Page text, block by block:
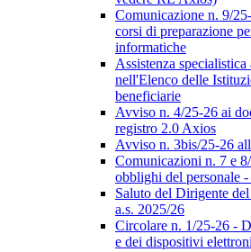
Comunicazione n. 9/
corsi di preparazione
informatiche
Assistenza
nell'Elenco delle
beneficiarie
Avviso n. 4/25-26 ai
registro 2.0 Axios
Avviso n. 3bis/25-26
Comunicazioni n. 7 e
obblighi del personale -
Saluto del Dirigente
a.s. 2025/26
Circolare n. 1/25-26 -
e dei dispositivi